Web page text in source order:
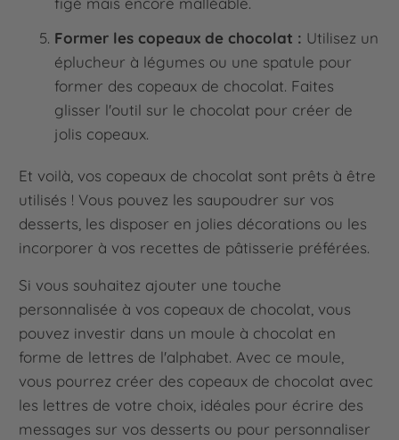
Former les copeaux de chocolat : Utilisez un
éplucheur à légumes ou une spatule pour
former des copeaux de chocolat. Faites
glisser l'outil sur le chocolat pour créer de
jolis copeaux.
Et voilà, vos copeaux de chocolat sont prêts à être
utilisés ! Vous pouvez les saupoudrer sur vos
desserts, les disposer en jolies décorations ou les
incorporer à vos recettes de pâtisserie préférées.
Si vous souhaitez ajouter une touche
personnalisée à vos copeaux de chocolat, vous
pouvez investir dans un moule à chocolat en
forme de lettres de l'alphabet. Avec ce moule,
vous pourrez créer des copeaux de chocolat avec
les lettres de votre choix, idéales pour écrire des
messages sur vos desserts ou pour personnaliser